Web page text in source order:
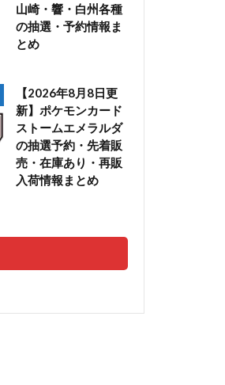
山崎・響・白州各種
の抽選・予約情報ま
とめ
【2026年8月8日更
新】ポケモンカード
ストームエメラルダ
の抽選予約・先着販
売・在庫あり・再販
入荷情報まとめ